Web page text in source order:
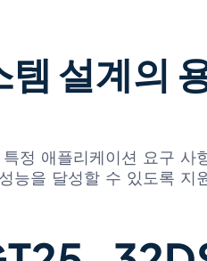
설계의
정 애플리케이션 요구
능을 달성할 수 있도록 지